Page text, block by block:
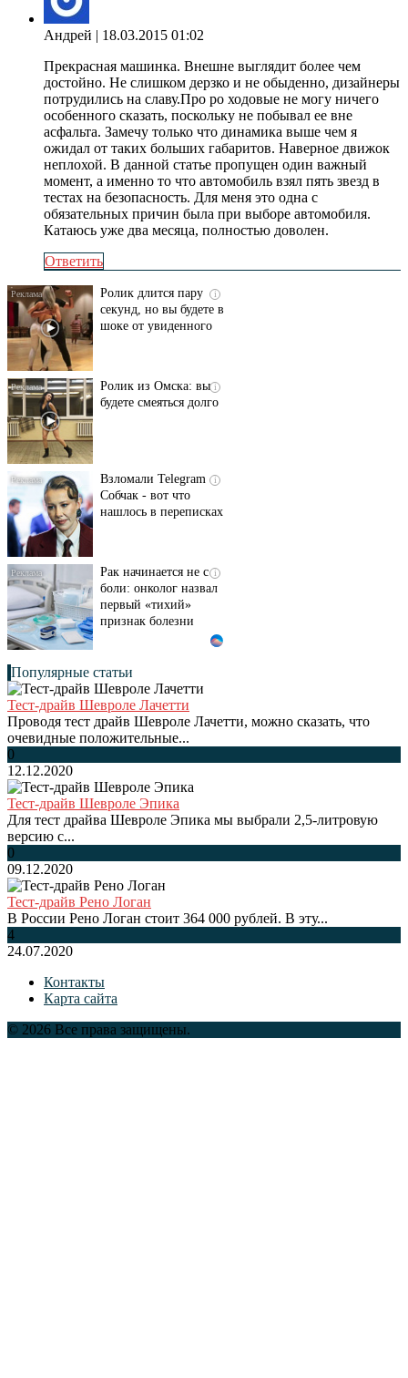
Андрей | 18.03.2015 01:02
Прекрасная машинка. Внешне выглядит более чем
достойно. Не слишком дерзко и не обыденно, дизайнеры
потрудились на славу.Про ро ходовые не могу ничего
особенного сказать, поскольку не побывал ее вне
асфальта. Замечу только что динамика выше чем я
ожидал от таких больших габаритов. Наверное движок
неплохой. В данной статье пропущен один важный
момент, а именно то что автомобиль взял пять звезд в
тестах на безопасность. Для меня это одна с
обязательных причин была при выборе автомобиля.
Катаюсь уже два месяца, полностью доволен.
Ответить
i
Ролик длится пару
секунд, но вы будете в
шоке от увиденного
i
Ролик из Омска: вы
будете смеяться долго
i
Взломали Telegram
Собчак - вот что
нашлось в переписках
i
Рак начинается не с
боли: онколог назвал
первый «тихий»
признак болезни
Популярные статьи
Тест-драйв Шевроле Лачетти
Проводя тест драйв Шевроле Лачетти, можно сказать, что
очевидные положительные...
0
12.12.2020
Тест-драйв Шевроле Эпика
Для тест драйва Шевроле Эпика мы выбрали 2,5-литровую
версию с...
0
09.12.2020
Тест-драйв Рено Логан
В России Рено Логан стоит 364 000 рублей. В эту...
4
24.07.2020
Контакты
Карта сайта
© 2026 Все права защищены.